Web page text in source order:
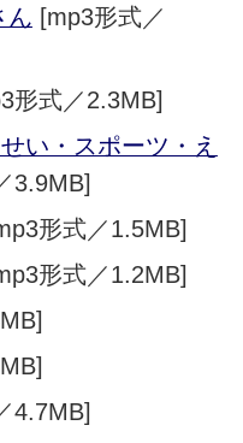
ん [mp3形式／
形式／2.3MB]
い・スポーツ・え
3.9MB]
形式／1.5MB]
形式／1.2MB]
4.7MB]